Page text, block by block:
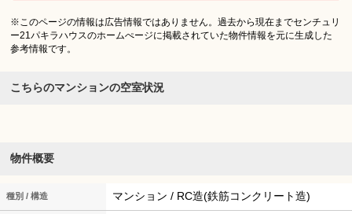
※このページの情報は広告情報ではありません。過去から現在までセンチュリ
ー21パキラハウスのホームぺージに掲載されていた物件情報を元に生成した
参考情報です。
こちらのマンションの空室状況
物件概要
種別 / 構造 マンション / RC造(鉄筋コンクリート造)